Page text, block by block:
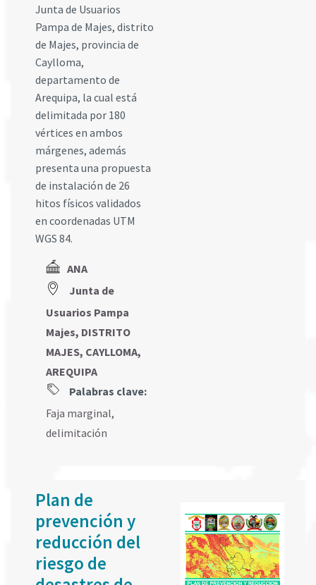
Junta de Usuarios
Pampa de Majes, distrito
de Majes, provincia de
Caylloma,
departamento de
Arequipa, la cual está
delimitada por 180
vértices en ambos
márgenes, además
presenta una propuesta
de instalación de 26
hitos físicos validados
en coordenadas UTM
WGS 84.
ANA
Junta de
Usuarios Pampa
Majes, DISTRITO
MAJES, CAYLLOMA,
AREQUIPA
Palabras clave:
Faja marginal,
delimitación
Plan de
prevención y
reducción del
riesgo de